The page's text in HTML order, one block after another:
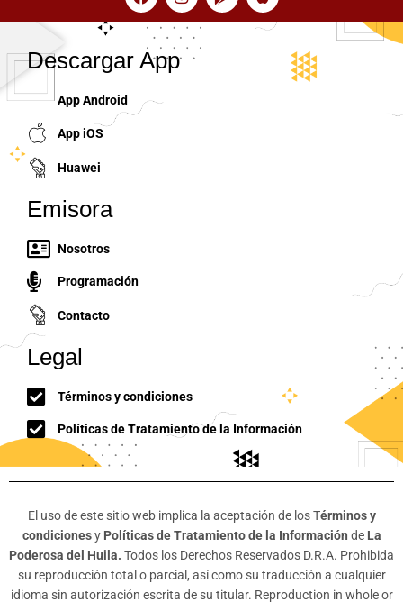
Descargar App
App Android
App iOS
Huawei
Emisora
Nosotros
Programación
Contacto
Legal
Términos y condiciones
Políticas de Tratamiento de la Información
El uso de este sitio web implica la aceptación de los Términos y
condicionesy Políticas de Tratamiento de la Información de La
Poderosa del Huila. Todos los Derechos Reservados D.R.A. Prohibida
su reproducción total o parcial, así como su traducción a cualquier
idioma sin autorización escrita de su titular. Reproduction in whole or